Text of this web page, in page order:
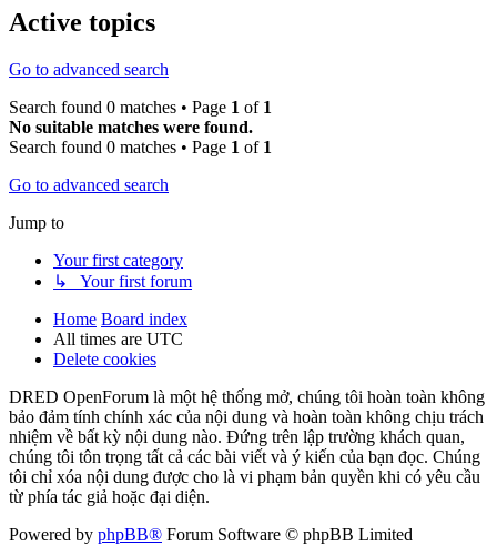
Active topics
Go to advanced search
Search found 0 matches • Page 1 of 1
No suitable matches were found.
Search found 0 matches • Page 1 of 1
Go to advanced search
Jump to
Your first category
↳ Your first forum
Home Board index
All times are UTC
Delete cookies
DRED OpenForum là một hệ thống mở, chúng tôi hoàn toàn không
bảo đảm tính chính xác của nội dung và hoàn toàn không chịu trách
nhiệm về bất kỳ nội dung nào. Đứng trên lập trường khách quan,
chúng tôi tôn trọng tất cả các bài viết và ý kiến của bạn đọc. Chúng
tôi chỉ xóa nội dung được cho là vi phạm bản quyền khi có yêu cầu
từ phía tác giả hoặc đại diện.
Powered by phpBB® Forum Software © phpBB Limited